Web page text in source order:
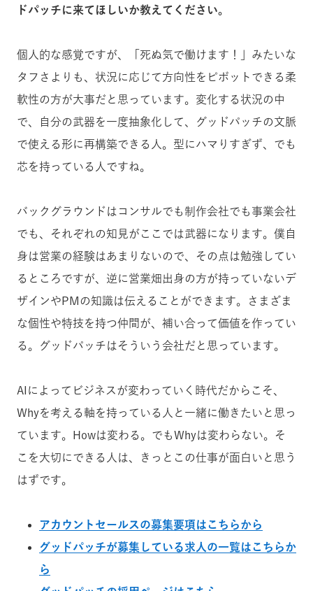
ドパッチに来てほしいか教えてください。
個人的な感覚ですが、「死ぬ気で働けます！」みたいな
タフさよりも、状況に応じて方向性をピボットできる柔
軟性の方が大事だと思っています。変化する状況の中
で、自分の武器を一度抽象化して、グッドパッチの文脈
で使える形に再構築できる人。型にハマりすぎず、でも
芯を持っている人ですね。
バックグラウンドはコンサルでも制作会社でも事業会社
でも、それぞれの知見がここでは武器になります。僕自
身は営業の経験はあまりないので、その点は勉強してい
るところですが、逆に営業畑出身の方が持っていないデ
ザインやPMの知識は伝えることができます。さまざま
な個性や特技を持つ仲間が、補い合って価値を作ってい
る。グッドパッチはそういう会社だと思っています。
AIによってビジネスが変わっていく時代だからこそ、
Whyを考える軸を持っている人と一緒に働きたいと思っ
ています。Howは変わる。でもWhyは変わらない。そ
こを大切にできる人は、きっとこの仕事が面白いと思う
はずです。
アカウントセールスの募集要項はこちらから
グッドパッチが募集している求人の一覧はこちらか
ら